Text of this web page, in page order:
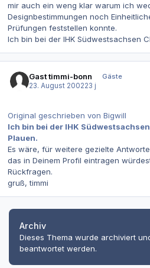
mir auch ein weng klar warum ich
Designbestimmungen noch
Prüfungen feststellen konnte.
Ich bin bei der IHK Südwestsachsen
Gast timmi-bonn
Gäste
23. August 200223 j
Original geschrieben von Bigwill
Ich bin bei der IHK
Plauen.
Es wäre, für weitere gezielte
das in Deinem Profil eintragen
Rückfragen.
gruß, timmi
Archiv
Dieses Thema wurde archiviert
beantwortet werden.